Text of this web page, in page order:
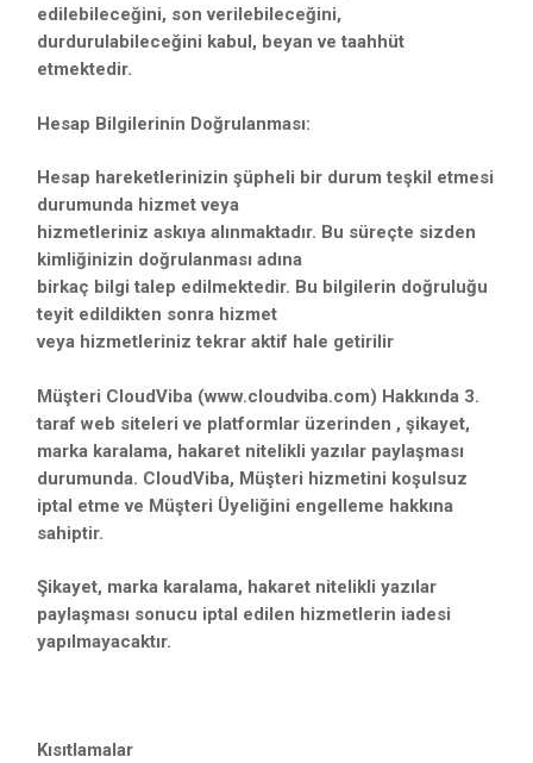
edilebileceğini, son verilebileceğini,
durdurulabileceğini kabul, beyan ve taahhüt
etmektedir.
Hesap Bilgilerinin Doğrulanması:
Hesap hareketlerinizin şüpheli bir durum teşkil etmesi
durumunda hizmet veya
hizmetleriniz askıya alınmaktadır. Bu süreçte sizden
kimliğinizin doğrulanması adına
birkaç bilgi talep edilmektedir. Bu bilgilerin doğruluğu
teyit edildikten sonra hizmet
veya hizmetleriniz tekrar aktif hale getirilir
Müşteri CloudViba (www.cloudviba.com) Hakkında 3.
taraf web siteleri ve platformlar üzerinden , şikayet,
marka karalama, hakaret nitelikli yazılar paylaşması
durumunda. CloudViba, Müşteri hizmetini koşulsuz
iptal etme ve Müşteri Üyeliğini engelleme hakkına
sahiptir.
Şikayet, marka karalama, hakaret nitelikli yazılar
paylaşması sonucu iptal edilen hizmetlerin iadesi
yapılmayacaktır.
Kısıtlamalar